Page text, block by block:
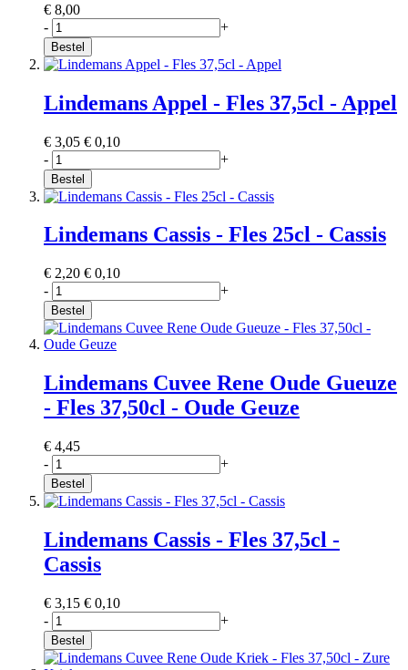
€ 8,00
-
+
Bestel
Lindemans Appel - Fles 37,5cl - Appel
€ 3,05 € 0,10
-
+
Bestel
Lindemans Cassis - Fles 25cl - Cassis
€ 2,20 € 0,10
-
+
Bestel
Lindemans Cuvee Rene Oude Gueuze
- Fles 37,50cl - Oude Geuze
€ 4,45
-
+
Bestel
Lindemans Cassis - Fles 37,5cl -
Cassis
€ 3,15 € 0,10
-
+
Bestel